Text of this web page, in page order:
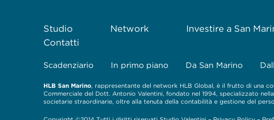
Studio Network
Investire a San
Contatti
Scadenziario In primo piano Da San Marino
HLB San Marino, rappresentante del network HLB Global, è il frutto di una
Commerciale del Dott. Antonio Valentini, fondato nel 1994, specializzato
societarie straordinarie, oltre alla tenuta della contabilità e gestione del